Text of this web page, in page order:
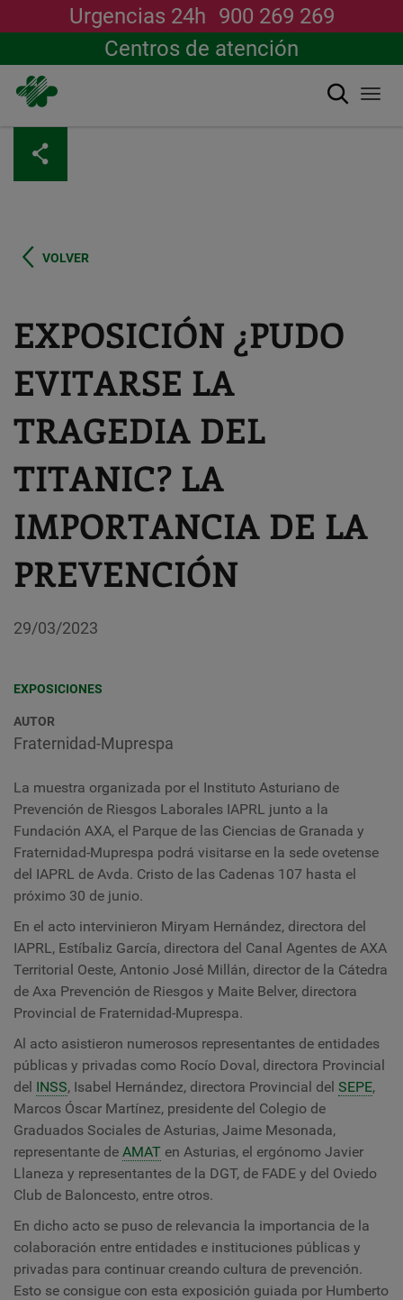
contenido
principal
Urgencias 24h 900 269 269
Centros de atención
Buscar
VOLVER
EXPOSICIÓN ¿PUDO
EVITARSE LA
TRAGEDIA DEL
TITANIC? LA
IMPORTANCIA DE LA
PREVENCIÓN
29/03/2023
EXPOSICIONES
AUTOR
Fraternidad-Muprespa
La muestra organizada por el Instituto Asturiano de
Prevención de Riesgos Laborales IAPRL junto a la
Fundación AXA, el Parque de las Ciencias de Granada y
Fraternidad-Muprespa podrá visitarse en la sede ovetense
del IAPRL de Avda. Cristo de las Cadenas 107 hasta el
próximo 30 de junio.
En el acto intervinieron Miryam Hernández, directora del
IAPRL, Estíbaliz García, directora del Canal Agentes de AXA
Territorial Oeste, Antonio José Millán, director de la Cátedra
de Axa Prevención de Riesgos y Maite Belver, directora
Provincial de Fraternidad-Muprespa.
Al acto asistieron numerosos representantes de entidades
públicas y privadas como Rocío Doval, directora Provincial
del INSS, Isabel Hernández, directora Provincial del SEPE,
Marcos Óscar Martínez, presidente del Colegio de
Graduados Sociales de Asturias, Jaime Mesonada,
representante de AMAT en Asturias, el ergónomo Javier
Llaneza y representantes de la DGT, de FADE y del Oviedo
Club de Baloncesto, entre otros.
En dicho acto se puso de relevancia la importancia de la
colaboración entre entidades e instituciones públicas y
privadas para continuar creando cultura de prevención.
Esto se consigue con esta exposición guiada por Humberto